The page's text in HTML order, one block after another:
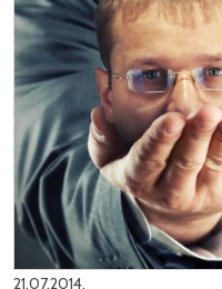
21.07.2014.